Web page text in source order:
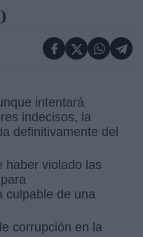
intentará
indecisos, la
definitivamente del
haber violado las
culpable de una
corrupción en la